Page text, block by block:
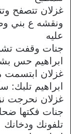
غزلان تتصفح
ونقشه ع بني
عليه
جنات وقفت
ابراهيم حس
غزلان ابتسمت
ابراهيم تلبك:
غزلان نحرجت
جنات فكتها
تلفونك ودخانك